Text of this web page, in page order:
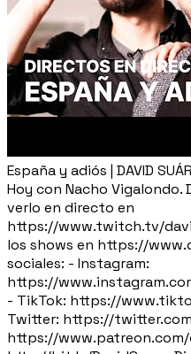
España y adiós | DAVID
Hoy con Nacho Vigalondo.
verlo en directo en
https://www.twitch.tv/
los shows en https://
sociales: - Instagram:
https://
- TikTok: https://
Twitter: https://
https://www.patreon.com/